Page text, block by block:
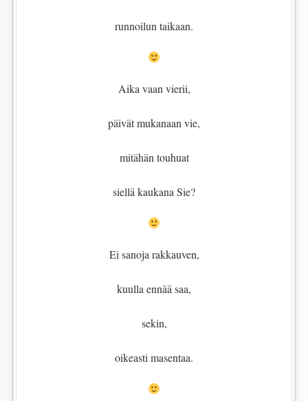
runnoilun taikaan.
Aika vaan vierii,
päivät mukanaan vie,
mitähän touhuat
siellä kaukana Sie?
Ei sanoja rakkauven,
kuulla ennää saa,
sekin,
oikeasti masentaa.